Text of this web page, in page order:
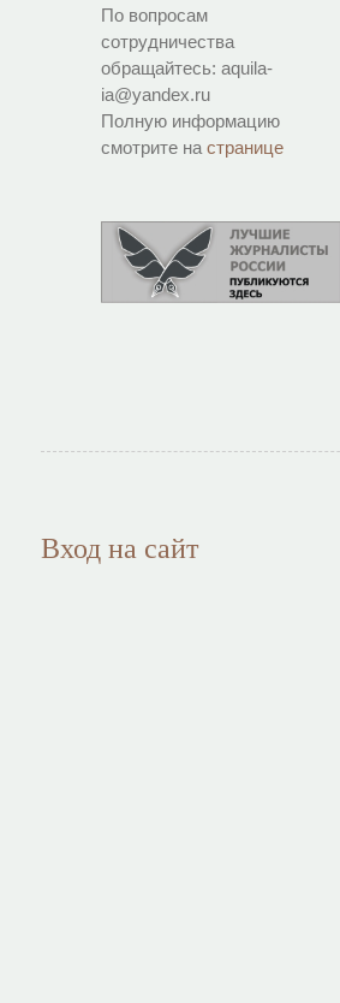
По вопросам
сотрудничества
обращайтесь: aquila-
ia@yandex.ru
Полную информацию
смотрите на странице
Вход на сайт